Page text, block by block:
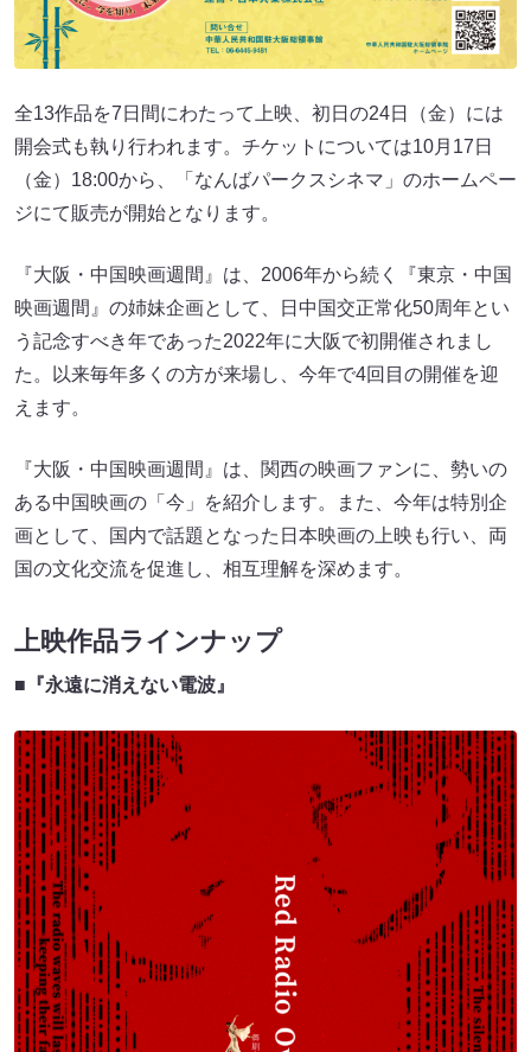
全13作品を7日間にわたって上映、初日の24日（金）には
開会式も執り行われます。チケットについては10月17日
（金）18:00から、「なんばパークスシネマ」のホームペー
ジにて販売が開始となります。
『大阪・中国映画週間』は、2006年から続く『東京・中国
映画週間』の姉妹企画として、日中国交正常化50周年とい
う記念すべき年であった2022年に大阪で初開催されまし
た。以来毎年多くの方が来場し、今年で4回目の開催を迎
えます。
『大阪・中国映画週間』は、関西の映画ファンに、勢いの
ある中国映画の「今」を紹介します。また、今年は特別企
画として、国内で話題となった日本映画の上映も行い、両
国の文化交流を促進し、相互理解を深めます。
上映作品ラインナップ
■『永遠に消えない電波』